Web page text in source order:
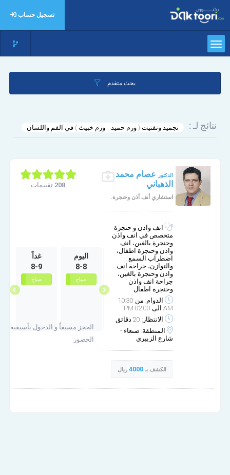
تسجيل حساب
بحث متقدم
نتائج لـ : تجميد وتفتيت ( ورم حميد _ ورم خبيث ) في الفم واللسان
الدكتور
عصام محمد
الذهباني
استشاري أنف أذن وحنجرة.
انف واذن و حنجرة
متخصص في انف واذن
وحنجرة بالغين، انف
واذن وحنجرة اطفال،
اضطراب السمع
والتوازن، جراحة انف
واذن وحنجرة بالغين،
جراحة انف واذن
وحنجرة اطفال
الدوام: من 10:30
AM الى 02:00 PM
الانتظار: 20 دقائق
المنطقة: صنعاء -
شارع الزبيري
الكشف بـ4000 ريال
الخميس
10-1
صباح
الجمعة
10-2
غير متوفر
اليوم
8-8
صباح
غداً
8-9
صباح
الحجز مسبقاً و الدخول بأسبقية
الحضور
208 تقييمات